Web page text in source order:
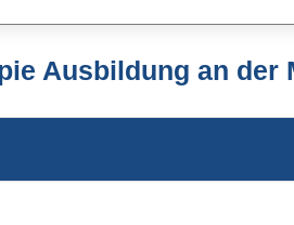
Ausbildung an der